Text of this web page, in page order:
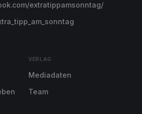
extratippamsonntag/
VERLAG
Mediadaten
Team